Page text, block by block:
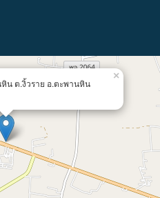
น ต.งิ้วราย อ.ตะพานหิน
×